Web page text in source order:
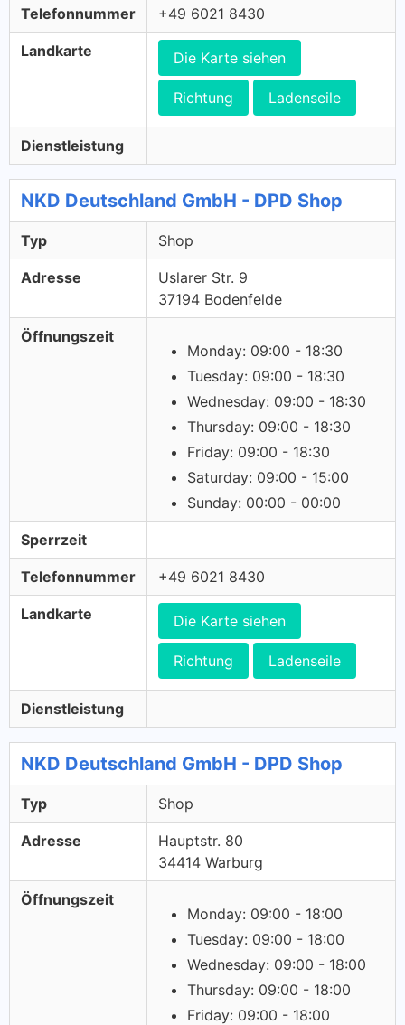
Telefonnummer +49 6021 8430
Landkarte Die Karte siehen
Richtung Ladenseile
Dienstleistung
NKD Deutschland GmbH - DPD Shop
Typ Shop
Adresse
Uslarer Str. 9
37194 Bodenfelde
Öffnungszeit
Monday: 09:00 - 18:30
Tuesday: 09:00 - 18:30
Wednesday: 09:00 - 18:30
Thursday: 09:00 - 18:30
Friday: 09:00 - 18:30
Saturday: 09:00 - 15:00
Sunday: 00:00 - 00:00
Sperrzeit
Telefonnummer +49 6021 8430
Landkarte Die Karte siehen
Richtung Ladenseile
Dienstleistung
NKD Deutschland GmbH - DPD Shop
Typ Shop
Adresse
Hauptstr. 80
34414 Warburg
Öffnungszeit
Monday: 09:00 - 18:00
Tuesday: 09:00 - 18:00
Wednesday: 09:00 - 18:00
Thursday: 09:00 - 18:00
Friday: 09:00 - 18:00